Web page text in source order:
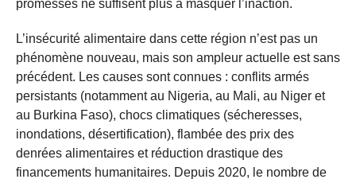
promesses ne suffisent plus à masquer l’inaction.
L’insécurité alimentaire dans cette région n’est pas un
phénomène nouveau, mais son ampleur actuelle est sans
précédent. Les causes sont connues : conflits armés
persistants (notamment au Nigeria, au Mali, au Niger et
au Burkina Faso), chocs climatiques (sécheresses,
inondations, désertification), flambée des prix des
denrées alimentaires et réduction drastique des
financements humanitaires. Depuis 2020, le nombre de